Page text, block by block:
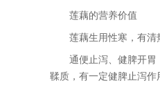
莲藕的营养价值
莲藕生用性寒，有清热
通便止泻、健脾开胃：
鞣质，有一定健脾止泻作